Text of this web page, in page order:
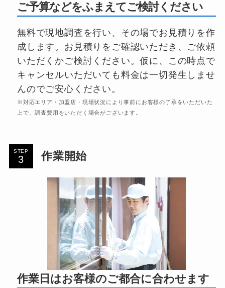
ご予算などをふまえてご検討ください
無料で現地調査を行い、その場でお見積りを作
成します。お見積りをご確認いただき、ご依頼
いただくかご検討ください。仮に、この時点で
キャンセルいただいても料金は一切発生しませ
んのでご安心ください。
※対応エリア・加盟店・現場状況により事前にお客様の了承をいただいた
上で、調査費用をいただく場合がございます。
STEP 作業開始
作業日はお客様のご都合に合わせます